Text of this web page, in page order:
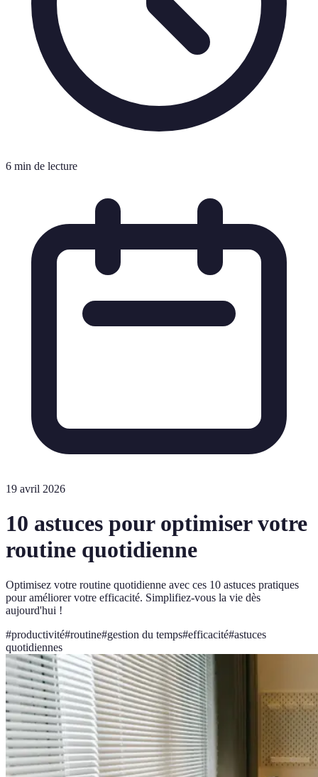
6 min de lecture
19 avril 2026
10 astuces pour optimiser votre
routine quotidienne
Optimisez votre routine quotidienne avec ces 10 astuces pratiques
pour améliorer votre efficacité. Simplifiez-vous la vie dès
aujourd'hui !
#productivité#routine#gestion du temps#efficacité#astuces
quotidiennes